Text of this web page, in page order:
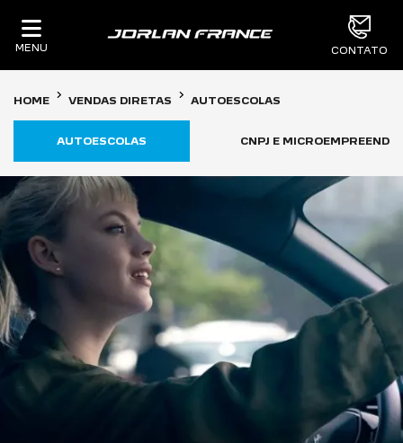
MENU CONTATO
HOME VENDAS DIRETAS AUTOESCOLAS
AUTOESCOLAS CNPJ E